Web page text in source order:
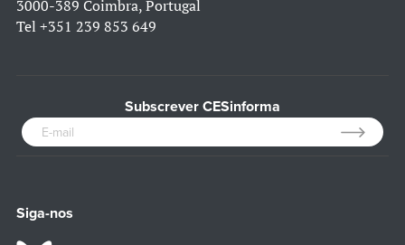
3000-389 Coimbra, Portugal
Tel +351 239 853 649
Subscrever CESinforma
Siga-nos